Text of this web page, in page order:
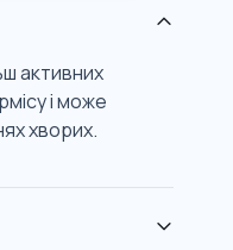
активних
і може
хворих.